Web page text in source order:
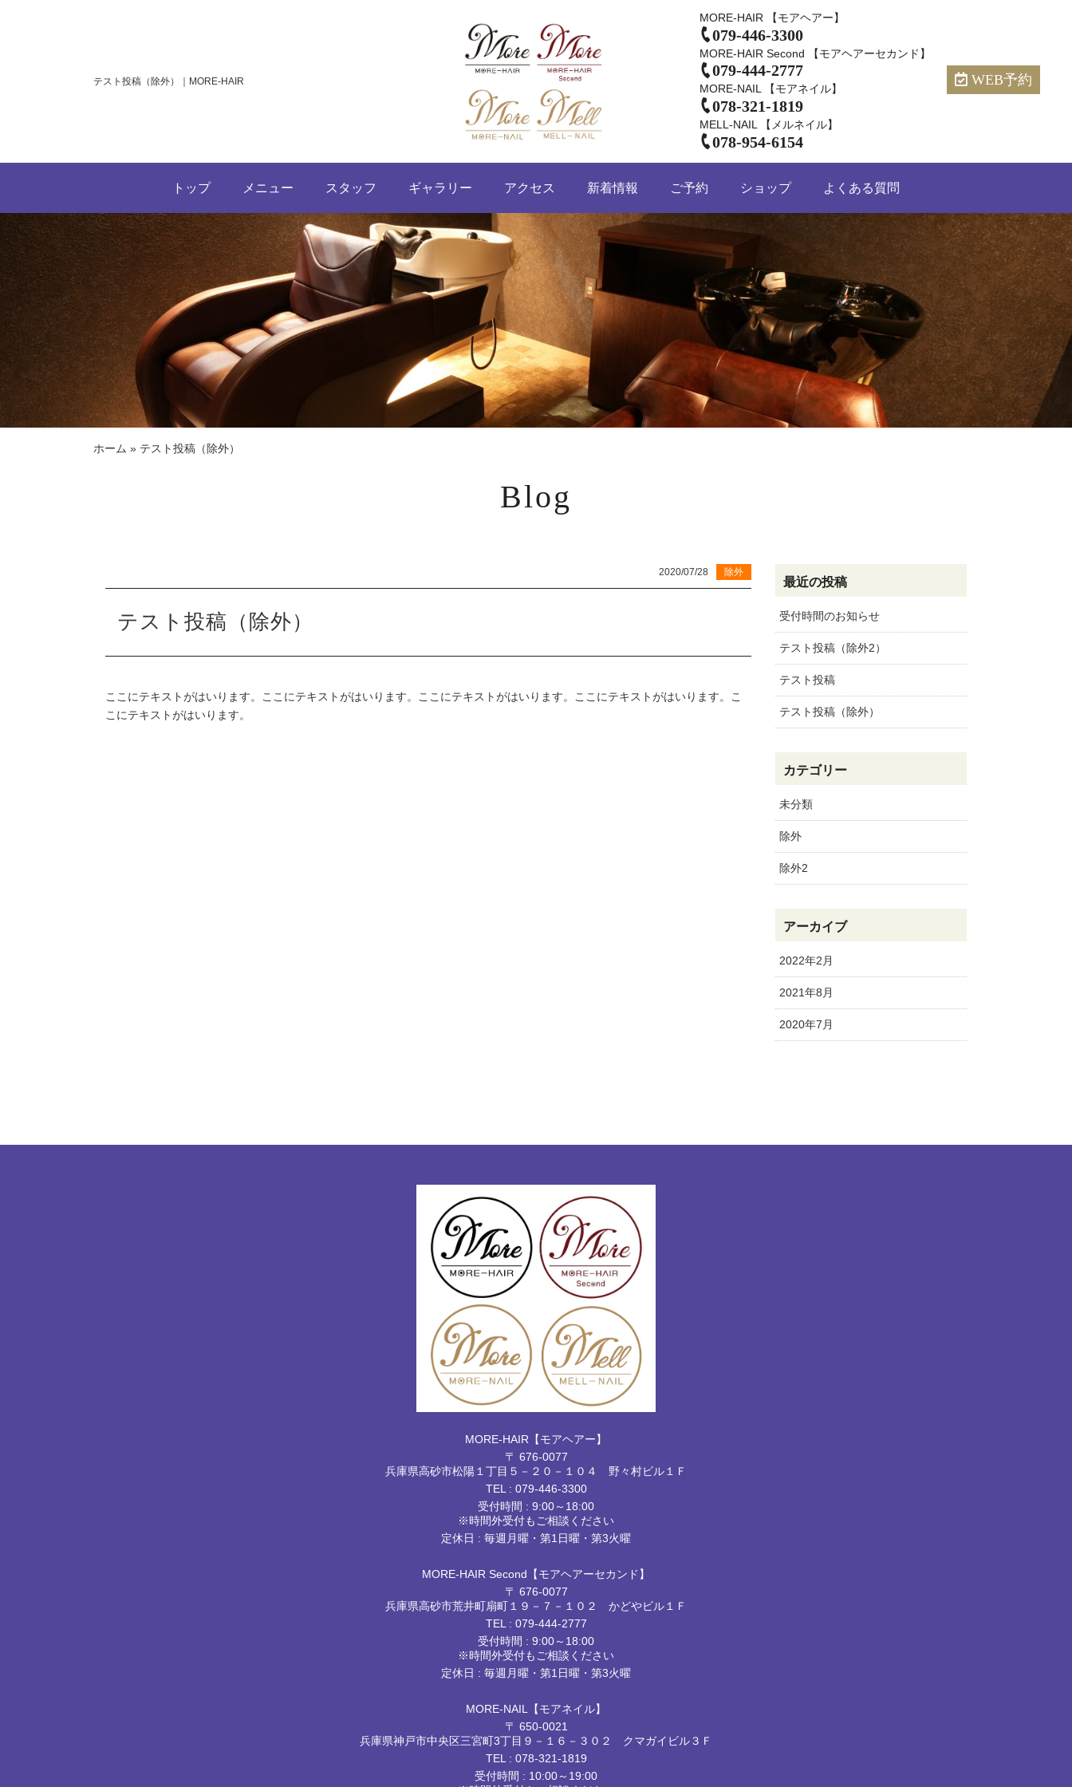
テスト投稿（除外）｜MORE-HAIR
MORE-HAIR 【モアヘアー】
079-446-3300
MORE-HAIR Second 【モアヘアーセカンド】
079-444-2777
MORE-NAIL 【モアネイル】
078-321-1819
MELL-NAIL 【メルネイル】
078-954-6154
WEB予約
トップ メニュー スタッフ ギャラリー アクセス 新着情報 ご予約 ショップ よくある質問
ホーム » テスト投稿（除外）
Blog
2020/07/28 除外
テスト投稿（除外）
ここにテキストがはいります。ここにテキストがはいります。ここにテキストがはいります。ここにテキストがはいります。こ
こにテキストがはいります。
最近の投稿
受付時間のお知らせ
テスト投稿（除外2）
テスト投稿
テスト投稿（除外）
カテゴリー
未分類
除外
除外2
アーカイブ
2022年2月
2021年8月
2020年7月
MORE-HAIR【モアヘアー】
〒 676-0077
兵庫県高砂市松陽１丁目５－２０－１０４ 野々村ビル１Ｆ
TEL : 079-446-3300
受付時間 : 9:00～18:00
※時間外受付もご相談ください
定休日 : 毎週月曜・第1日曜・第3火曜
MORE-HAIR Second【モアヘアーセカンド】
〒 676-0077
兵庫県高砂市荒井町扇町１９－７－１０２ かどやビル１Ｆ
TEL : 079-444-2777
受付時間 : 9:00～18:00
※時間外受付もご相談ください
定休日 : 毎週月曜・第1日曜・第3火曜
MORE-NAIL【モアネイル】
〒 650-0021
兵庫県神戸市中央区三宮町3丁目９－１６－３０２ クマガイビル３Ｆ
TEL : 078-321-1819
受付時間 : 10:00～19:00